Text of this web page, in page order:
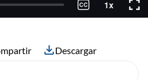
Descargar